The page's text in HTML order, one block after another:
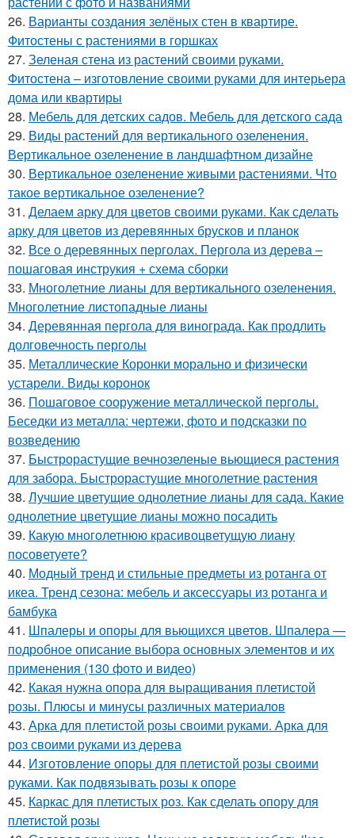
26. Варианты создания зелёных стен в квартире.
Фитостены с растениями в горшках
27. Зеленая стена из растений своими руками.
Фитостена – изготовление своими руками для интерьера
дома или квартиры
28. Мебель для детских садов. Мебель для детского сада
29. Виды растений для вертикального озеленения.
Вертикальное озеленение в ландшафтном дизайне
30. Вертикальное озеленение живыми растениями. Что
такое вертикальное озеленение?
31. Делаем арку для цветов своими руками. Как сделать
арку для цветов из деревянных брусков и планок
32. Все о деревянных перголах. Пергола из дерева –
пошаговая инструкия + схема сборки
33. Многолетние лианы для вертикального озеленения.
Многолетние листопадные лианы
34. Деревянная пергола для винограда. Как продлить
долговечность перголы
35. Металлические Коронки морально и физически
устарели. Виды коронок
36. Пошаговое сооружение металлической перголы.
Беседки из металла: чертежи, фото и подсказки по
возведению
37. Быстрорастущие вечнозеленые вьющиеся растения
для забора. Быстрорастущие многолетние растения
38. Лучшие цветущие однолетние лианы для сада. Какие
однолетние цветущие лианы можно посадить
39. Какую многолетнюю красивоцветущую лиану
посоветуете?
40. Модный тренд и стильные предметы из ротанга от
икеа. Тренд сезона: мебель и аксессуары из ротанга и
бамбука
41. Шпалеры и опоры для вьющихся цветов. Шпалера —
подробное описание выбора основных элементов и их
применения (130 фото и видео)
42. Какая нужна опора для выращивания плетистой
розы. Плюсы и минусы различных материалов
43. Арка для плетистой розы своими руками. Арка для
роз своими руками из дерева
44. Изготовление опоры для плетистой розы своими
руками. Как подвязывать розы к опоре
45. Каркас для плетистых роз. Как сделать опору для
плетистой розы